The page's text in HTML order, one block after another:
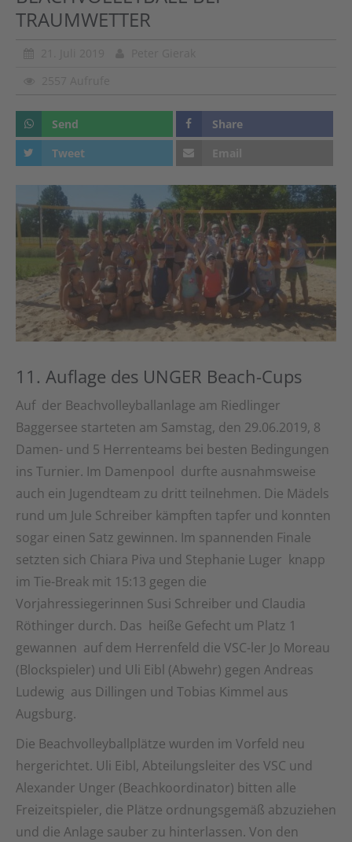
TRAUMWETTER
Send
Share
Tweet
Email
11. Auflage des UNGER Beach-Cups
Auf der Beachvolleyballanlage am Riedlinger
Baggersee starteten am Samstag, den 29.06.2019, 8
Damen- und 5 Herrenteams bei besten Bedingungen
ins Turnier. Im Damenpool durfte ausnahmsweise
auch ein Jugendteam zu dritt teilnehmen. Die Mädels
rund um Jule Schreiber kämpften tapfer und konnten
sogar einen Satz gewinnen. Im spannenden Finale
setzten sich Chiara Piva und Stephanie Luger knapp
im Tie-Break mit 15:13 gegen die
Vorjahressiegerinnen Susi Schreiber und Claudia
Röthinger durch. Das heiße Gefecht um Platz 1
gewannen auf dem Herrenfeld die VSC-ler Jo Moreau
(Blockspieler) und Uli Eibl (Abwehr) gegen Andreas
Ludewig aus Dillingen und Tobias Kimmel aus
Augsburg.
Die Beachvolleyballplätze wurden im Vorfeld neu
hergerichtet. Uli Eibl, Abteilungsleiter des VSC und
Alexander Unger (Beachkoordinator) bitten alle
Freizeitspieler, die Plätze ordnungsgemäß abzuziehen
und die Anlage sauber zu hinterlassen. Von den